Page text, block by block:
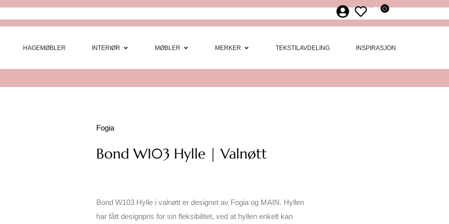
0
HAGEMØBLER INTERIØR Open Interiør
MØBLER Open Møbler
MERKER Open Merker
TEKSTILAVDELING INSPIRASJON
Fogia
Bond W103 Hylle | Valnøtt
Bond W103 Hylle i valnøtt er designet av Fogia og MAIN. Hyllen
har fått designpris for sin fleksibilitet, ved at hyllen enkelt kan